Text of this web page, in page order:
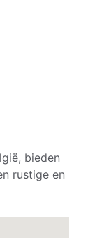
bieden
rustige en